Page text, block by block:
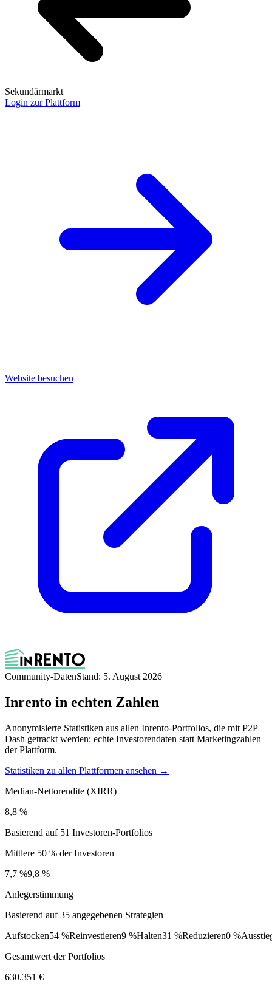
Sekundärmarkt
Login zur Plattform
Website besuchen
Community-DatenStand: 5. August 2026
Inrento in echten Zahlen
Anonymisierte Statistiken aus allen Inrento-Portfolios, die mit P2P
Dash getrackt werden: echte Investorendaten statt Marketingzahlen
der Plattform.
Statistiken zu allen Plattformen ansehen →
Median-Nettorendite (XIRR)
8,8 %
Basierend auf 51 Investoren-Portfolios
Mittlere 50 % der Investoren
7,7 %9,8 %
Anlegerstimmung
Basierend auf 35 angegebenen Strategien
Aufstocken54 %Reinvestieren9 %Halten31 %Reduzieren0 %
Gesamtwert der Portfolios
630.351 €